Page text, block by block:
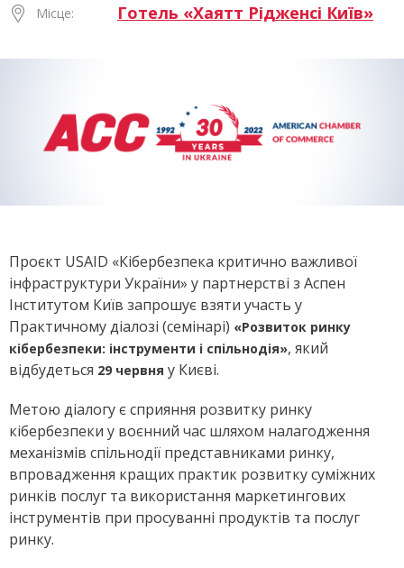
Місце: Готель «Хаятт Рідженсі Київ»
Проєкт USAID «Кібербезпека критично важливої
інфраструктури України» у партнерстві з Аспен
Інститутом Київ запрошує взяти участь у
Практичному діалозі (семінарі) «Розвиток ринку
кібербезпеки: інструменти і спільнодія», який
відбудеться 29 червня у Києві.
Метою діалогу є сприяння розвитку ринку
кібербезпеки у воєнний час шляхом налагодження
механізмів спільнодії представниками ринку,
впровадження кращих практик розвитку суміжних
ринків послуг та використання маркетингових
інструментів при просуванні продуктів та послуг
ринку.